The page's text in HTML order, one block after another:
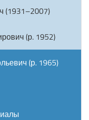
(1931–2007)
(р. 1952)
(р. 1965)